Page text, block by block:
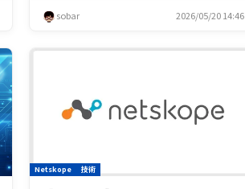
sobar 2026/05/20 14:46
Netskope 技術